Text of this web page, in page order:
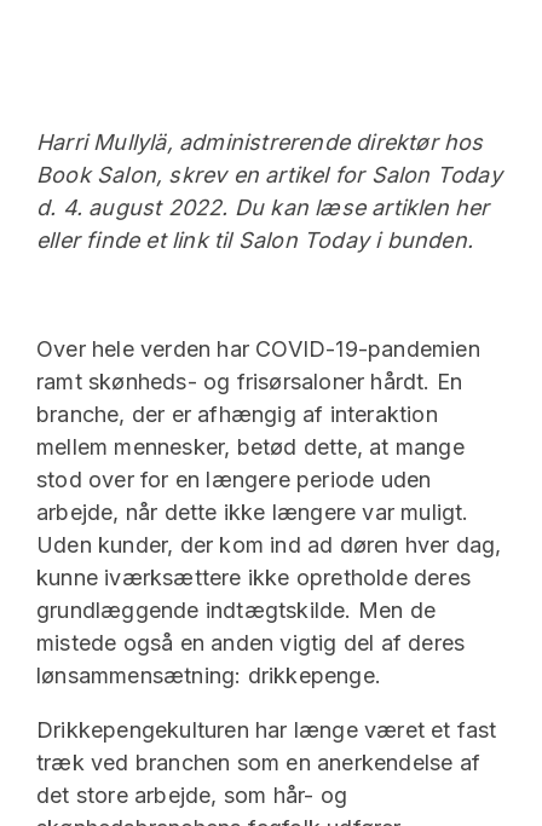
Harri Mullylä, administrerende direktør hos
Book Salon, skrev en artikel for Salon Today
d. 4. august 2022. Du kan læse artiklen her
eller finde et link til Salon Today i bunden.
Over hele verden har COVID-19-pandemien
ramt skønheds- og frisørsaloner hårdt. En
branche, der er afhængig af interaktion
mellem mennesker, betød dette, at mange
stod over for en længere periode uden
arbejde, når dette ikke længere var muligt.
Uden kunder, der kom ind ad døren hver dag,
kunne iværksættere ikke opretholde deres
grundlæggende indtægtskilde. Men de
mistede også en anden vigtig del af deres
lønsammensætning: drikkepenge.
Drikkepengekulturen har længe været et fast
træk ved branchen som en anerkendelse af
det store arbejde, som hår- og